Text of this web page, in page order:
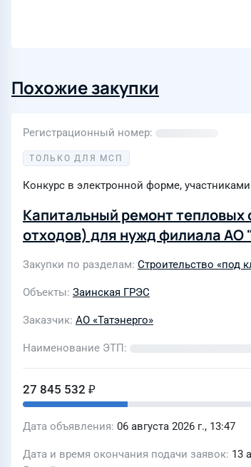
Похожие закупки
Регистрационный номер
ТОЛЬКО ДЛЯ МСП
Конкурс в электронной форме,
Капитальный ремонт тепловых
отходов) для нужд филиала АО
Закупки по разделам Строительство «под
Объекты Заинская ГРЭС
Заказчик АО «Татэнерго»
Наименование ЭТП
27 845 532 ₽
Дата объявления 06 августа 2026 г., 13:47
Дата и время окончания подачи заявок 13